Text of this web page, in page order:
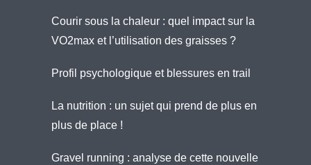
Courir sous la chaleur : quel impact sur la
VO2max et l’utilisation des graisses ?
Profil psychologique et blessures en trail
La nutrition : un sujet qui prend de plus en
plus de place !
Gravel running : analyse de cette nouvelle